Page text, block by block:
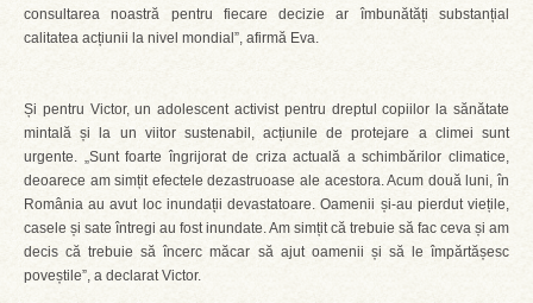
consultarea noastră pentru fiecare decizie ar îmbunătăți substanțial
calitatea acțiunii la nivel mondial”, afirmă Eva.
Și pentru Victor, un adolescent activist pentru dreptul copiilor la sănătate
mintală și la un viitor sustenabil, acțiunile de protejare a climei sunt
urgente. „Sunt foarte îngrijorat de criza actuală a schimbărilor climatice,
deoarece am simțit efectele dezastruoase ale acestora. Acum două luni, în
România au avut loc inundații devastatoare. Oamenii și-au pierdut viețile,
casele și sate întregi au fost inundate. Am simțit că trebuie să fac ceva și am
decis că trebuie să încerc măcar să ajut oamenii și să le împărtășesc
poveștile”, a declarat Victor.